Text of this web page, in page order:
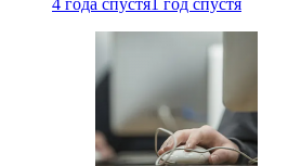
4 года спустя 1 год спустя